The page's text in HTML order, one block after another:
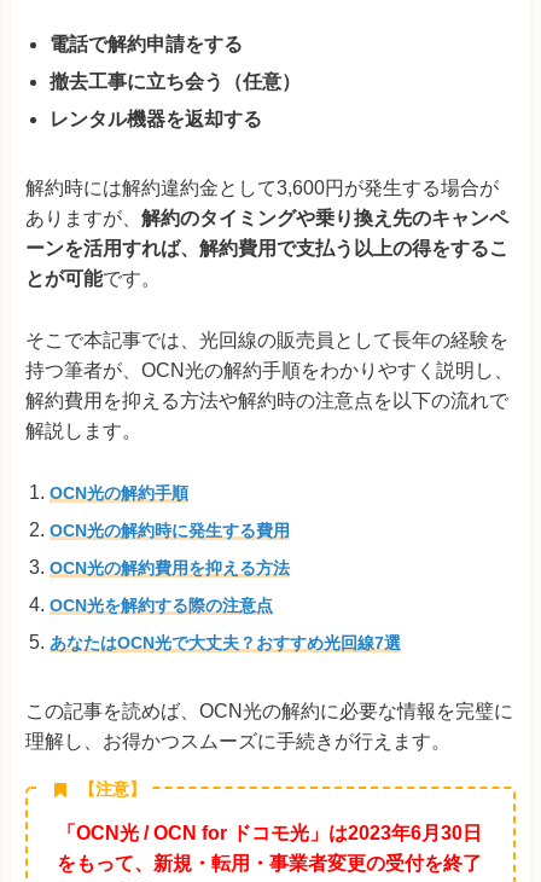
電話で解約申請をする
撤去工事に立ち会う（任意）
レンタル機器を返却する
解約時には解約違約金として3,600円が発生する場合が
ありますが、 解約のタイミングや乗り換え先のキャンペ
ーンを活用すれば、解約費用で支払う以上の得をするこ
とが可能です。
そこで本記事では、光回線の販売員として長年の経験を
持つ筆者が、OCN光の解約手順をわかりやすく説明し、
解約費用を抑える方法や解約時の注意点を以下の流れで
解説します。
OCN光の解約手順
OCN光の解約時に発生する費用
OCN光の解約費用を抑える方法
OCN光を解約する際の注意点
あなたはOCN光で大丈夫？おすすめ光回線7選
この記事を読めば、OCN光の解約に必要な情報を完璧に
理解し、お得かつスムーズに手続きが行えます。
【注意】
「OCN光 / OCN for ドコモ光」は2023年6月30日
をもって、新規・転用・事業者変更の受付を終了